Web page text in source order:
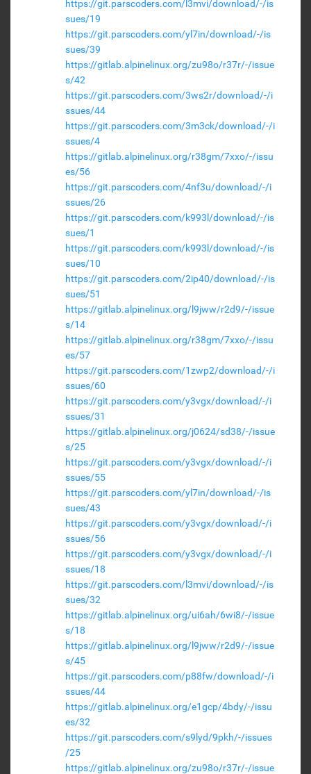
https://git.parscoders.com/l3mvi/download/-/is
sues/19
https://git.parscoders.com/yl7in/download/-/is
sues/39
https://gitlab.alpinelinux.org/zu98o/r37r/-/issue
s/42
https://git.parscoders.com/3ws2r/download/-/i
ssues/44
https://git.parscoders.com/3m3ck/download/-/i
ssues/4
https://gitlab.alpinelinux.org/r38gm/7xxo/-/issu
es/56
https://git.parscoders.com/4nf3u/download/-/i
ssues/26
https://git.parscoders.com/k993l/download/-/is
sues/1
https://git.parscoders.com/k993l/download/-/is
sues/10
https://git.parscoders.com/2ip40/download/-/is
sues/51
https://gitlab.alpinelinux.org/l9jww/r2d9/-/issue
s/14
https://gitlab.alpinelinux.org/r38gm/7xxo/-/issu
es/57
https://git.parscoders.com/1zwp2/download/-/i
ssues/60
https://git.parscoders.com/y3vgx/download/-/i
ssues/31
https://gitlab.alpinelinux.org/j0624/sd38/-/issue
s/25
https://git.parscoders.com/y3vgx/download/-/i
ssues/55
https://git.parscoders.com/yl7in/download/-/is
sues/43
https://git.parscoders.com/y3vgx/download/-/i
ssues/56
https://git.parscoders.com/y3vgx/download/-/i
ssues/18
https://git.parscoders.com/l3mvi/download/-/is
sues/32
https://gitlab.alpinelinux.org/ui6ah/6wi8/-/issue
s/18
https://gitlab.alpinelinux.org/l9jww/r2d9/-/issue
s/45
https://git.parscoders.com/p88fw/download/-/i
ssues/44
https://gitlab.alpinelinux.org/e1gcp/4bdy/-/issu
es/32
https://git.parscoders.com/s9lyd/9pkh/-/issues
/25
https://gitlab.alpinelinux.org/zu98o/r37r/-/issue